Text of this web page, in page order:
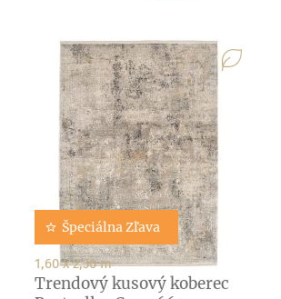
Špeciálna Zľava
1,60 x 2,30 m
Trendový kusový koberec